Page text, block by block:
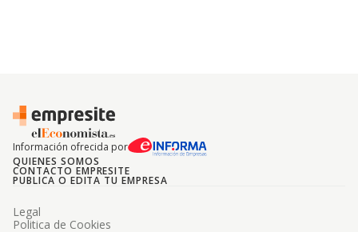
Información ofrecida por
QUIENES SOMOS
CONTACTO EMPRESITE
PUBLICA O EDITA TU EMPRESA
Legal
Politica de Cookies